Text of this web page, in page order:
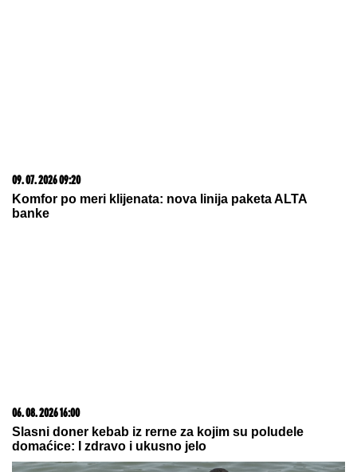
09. 07. 2026 09:20
Komfor po meri klijenata: nova linija paketa ALTA
banke
06. 08. 2026 16:00
Slasni doner kebab iz rerne za kojim su poludele
domaćice: I zdravo i ukusno jelo